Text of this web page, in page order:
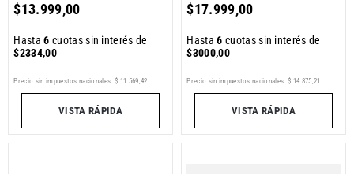
$13.999,00
Hasta6 cuotas sin interés de
$2334,00
Precio sin impuestos nacionales: $ 11 569 42
VISTA RÁPIDA
$17.999,00
Hasta6 cuotas sin interés de
$3000,00
Precio sin impuestos nacionales: $ 14 875 21
VISTA RÁPIDA